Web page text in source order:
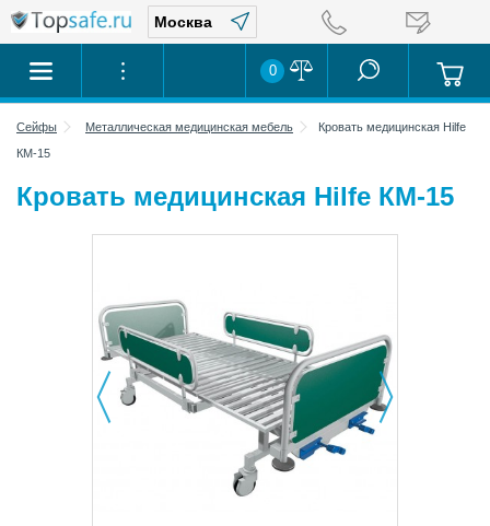
0
Сейфы Металлическая медицинская мебель
Кровать медицинская Hilfe
КМ-15
Кровать медицинская Hilfe КМ-15